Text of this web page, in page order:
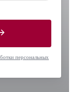
персональных